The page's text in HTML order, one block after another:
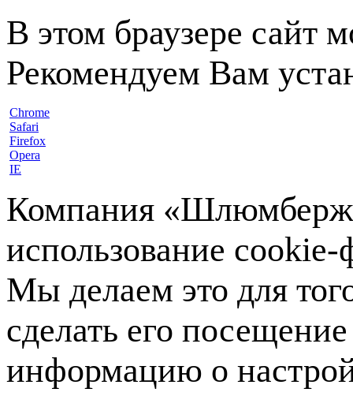
В этом браузере сайт
Рекомендуем Вам
Chrome
Safari
Firefox
Opera
IE
Компания
использование
Мы делаем это для
сделать его
информацию о